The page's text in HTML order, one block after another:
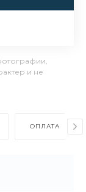
и не
ОПЛАТА